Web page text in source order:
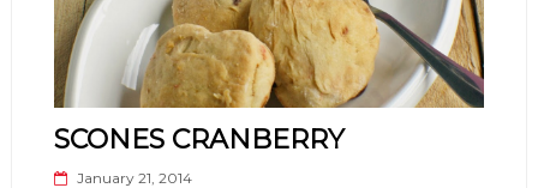
SCONES CRANBERRY
January 21, 2014